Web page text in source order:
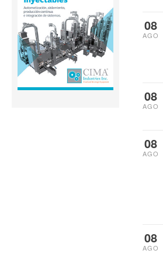
08
AGO
08
AGO
08
AGO
08
AGO